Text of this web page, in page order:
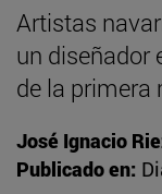
Artistas
un diseñador
de la primera
José Ignacio
Publicado en: